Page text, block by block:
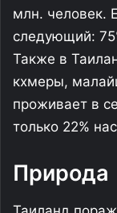
млн. человек.
следующий:
Также в
кхмеры,
проживает в
только 22%
Природа